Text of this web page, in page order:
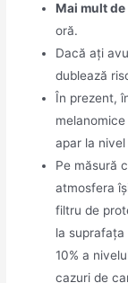
Mai mult de
oră.
Dacă ați
dublează
În prezent,
apar la
Pe măsură
atmosfera
filtru de
la suprafața
10% a
cazuri de